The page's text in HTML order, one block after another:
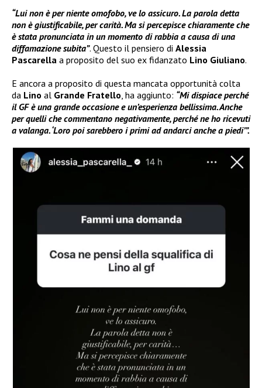
“Lui non è per niente omofobo, ve lo assicuro. La parola detta
non è giustificabile, per carità. Ma si percepisce chiaramente che
è stata pronunciata in un momento di rabbia a causa di una
diffamazione subita”. Questo il pensiero di Alessia
Pascarella a proposito del suo ex fidanzato Lino Giuliano.
E ancora a proposito di questa mancata opportunità colta
da Lino al Grande Fratello, ha aggiunto: “Mi dispiace perché
il GF è una grande occasione e un’esperienza bellissima. Anche
per quelli che commentano negativamente, perché ne ho ricevuti
a valanga. ‘Loro poi sarebbero i primi ad andarci anche a piedi’”.